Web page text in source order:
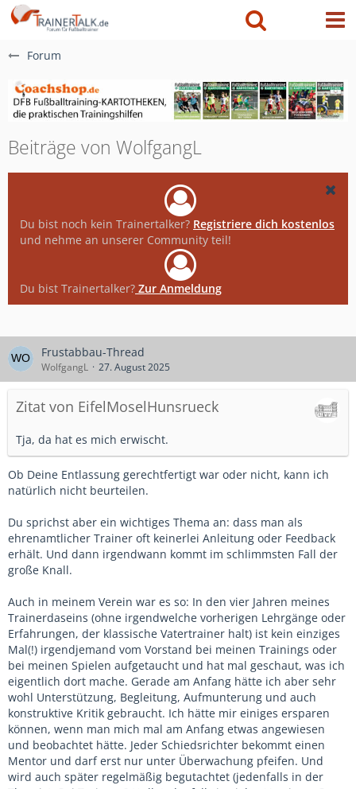
Forum
Beiträge von WolfgangL
Du bist noch kein Trainertalker? Registriere dich kostenlos
und nehme an unserer Community teil!
Du bist Trainertalker? Zur Anmeldung
Frustabbau-Thread
WolfgangL 27. August 2025
Zitat von EifelMoselHunsrueck
Tja, da hat es mich erwischt.
Ob Deine Entlassung gerechtfertigt war oder nicht, kann ich
natürlich nicht beurteilen.
Du sprichst aber ein wichtiges Thema an: dass man als
ehrenamtlicher Trainer oft keinerlei Anleitung oder Feedback
erhält. Und dann irgendwann kommt im schlimmsten Fall der
große Knall.
Auch in meinem Verein war es so: In den vier Jahren meines
Trainerdaseins (ohne irgendwelche vorherigen Lehrgänge oder
Erfahrungen, der klassische Vatertrainer halt) ist kein einziges
Mal(!) irgendjemand vom Vorstand bei meinen Trainings oder
bei meinen Spielen aufgetaucht und hat mal geschaut, was ich
eigentlich dort mache. Gerade am Anfang hätte ich aber sehr
wohl Unterstützung, Begleitung, Aufmunterung und auch
konstruktive Kritik gebraucht. Ich hätte mir einiges ersparen
können, wenn man mich mal am Anfang etwas angewiesen
und beobachtet hätte. Jeder Schiedsrichter bekommt einen
Mentor und darf erst nur unter Überwachung pfeifen. Und
wird auch später regelmäßig begutachtet (jedenfalls in der